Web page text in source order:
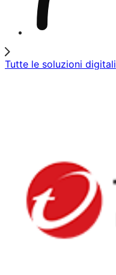
Tutte le soluzioni digitali